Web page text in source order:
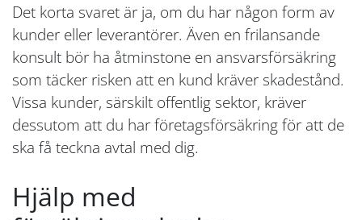
Det korta svaret är ja, om du har någon form av
kunder eller leverantörer. Även en frilansande
konsult bör ha åtminstone en ansvarsförsäkring
som täcker risken att en kund kräver skadestånd.
Vissa kunder, särskilt offentlig sektor, kräver
dessutom att du har företagsförsäkring för att de
ska få teckna avtal med dig.
Hjälp med